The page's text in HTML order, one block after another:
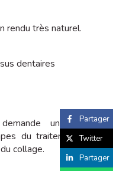
rendu très naturel.
dentaires
un parfait
du traitement, et
collage.
Partager
Twitter
Partager